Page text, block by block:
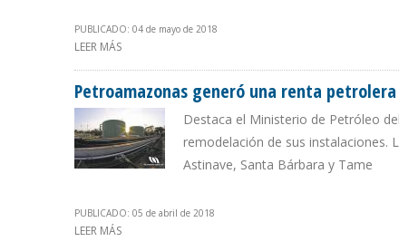
PUBLICADO: 04 de mayo de 2018
LEER MÁS
Petroamazonas generó una renta
Destaca el Ministerio de Petróleo
remodelación de sus instalaciones.
Astinave, Santa Bárbara y Tame
PUBLICADO: 05 de abril de 2018
LEER MÁS